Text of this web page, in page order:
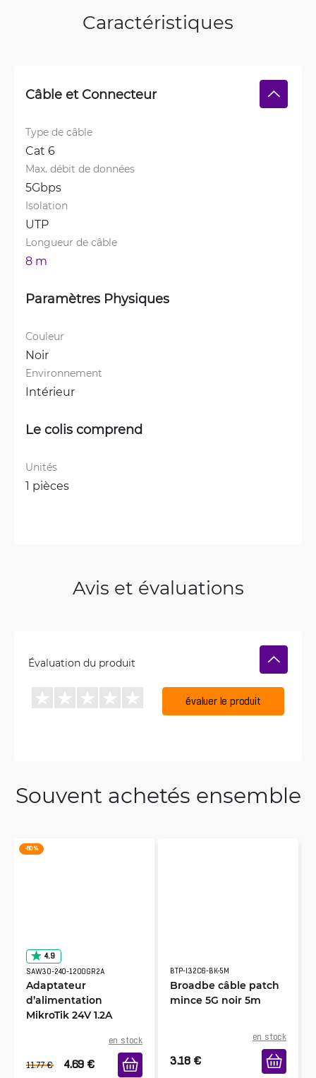
Caractéristiques
Câble et Connecteur
Type de câble
Cat 6
Max. débit de données
5Gbps
Isolation
UTP
Longueur de câble
8 m
Paramètres Physiques
Couleur
Noir
Environnement
Intérieur
Le colis comprend
Unités
1 pièces
Avis et évaluations
Évaluation du produit
évaluer le produit
Souvent achetés ensemble
-60 %
4.9
SAW30-240-1200GR2A
Adaptateur
d’alimentation
MikroTik 24V 1.2A
en stock
11.77 € 4.69 €
BTP-I32C6-BK-5M
Broadbe câble patch
mince 5G noir 5m
en stock
3.18 €